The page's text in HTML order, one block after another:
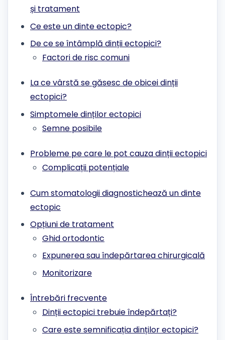
și tratament
Ce este un dinte ectopic?
De ce se întâmplă dinții ectopici?
Factori de risc comuni
La ce vârstă se găsesc de obicei dinții
ectopici?
Simptomele dinților ectopici
Semne posibile
Probleme pe care le pot cauza dinții ectopici
Complicații potențiale
Cum stomatologii diagnostichează un dinte
ectopic
Opțiuni de tratament
Ghid ortodontic
Expunerea sau îndepărtarea chirurgicală
Monitorizare
Întrebări frecvente
Dinții ectopici trebuie îndepărtați?
Care este semnificația dinților ectopici?